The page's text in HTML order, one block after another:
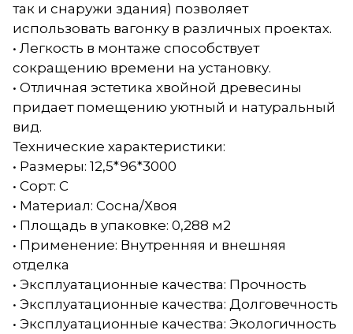
так и снаружи здания) позволяет
использовать вагонку в различных проектах.
• Легкость в монтаже способствует
сокращению времени на установку.
• Отличная эстетика хвойной древесины
придает помещению уютный и натуральный
вид.
Технические характеристики:
• Размеры: 12,5*96*3000
• Сорт: С
• Материал: Сосна/Хвоя
• Площадь в упаковке: 0,288 м2
• Применение: Внутренняя и внешняя
отделка
• Эксплуатационные качества: Прочность
• Эксплуатационные качества: Долговечность
• Эксплуатационные качества: Экологичность